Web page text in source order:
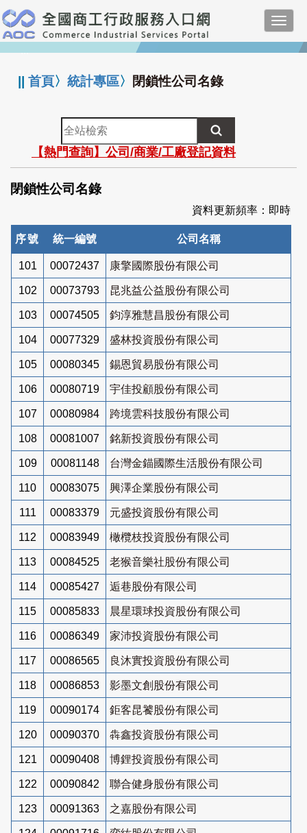
跳
到
主
要
:::
||首頁〉統計專區〉 閉鎖性公司名錄
全
站
檢
索
【熱門查詢】公司/商業/工廠登記資料
閉鎖性公司名錄
資料更新頻率：即時
序號 統一編號 公司名稱
101 00072437 康擎國際股份有限公司
102 00073793 昆兆益公益股份有限公司
103 00074505 鈞淳雅慧昌股份有限公司
104 00077329 盛林投資股份有限公司
105 00080345 錫恩貿易股份有限公司
106 00080719 宇佳投顧股份有限公司
107 00080984 跨境雲科技股份有限公司
108 00081007 銘新投資股份有限公司
109 00081148 台灣金錨國際生活股份有限公司
110 00083075 興澤企業股份有限公司
111 00083379 元盛投資股份有限公司
112 00083949 橄欖枝投資股份有限公司
113 00084525 老猴音樂社股份有限公司
114 00085427 逅巷股份有限公司
115 00085833 晨星環球投資股份有限公司
116 00086349 家沛投資股份有限公司
117 00086565 良沐實投資股份有限公司
118 00086853 影墨文創股份有限公司
119 00090174 鉅客昆饕股份有限公司
120 00090370 犇鑫投資股份有限公司
121 00090408 博鋰投資股份有限公司
122 00090842 聯合健身股份有限公司
123 00091363 之嘉股份有限公司